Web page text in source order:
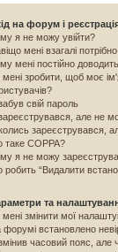
на форум і
я не можу увійти?
мені взагалі
мені постійно
мені зробити, щоб моє
свій пароль
але не
зареєструвався,
таке COPPA?
я не можу
робить “Видалити
та
мені змінити мої
форумі встановлено
часовий пояс, але